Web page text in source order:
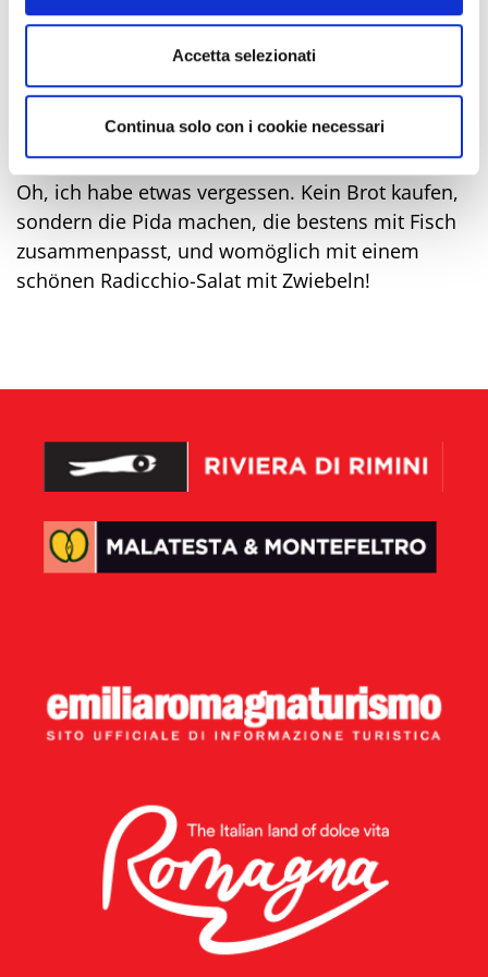
Accetta selezionati
Continua solo con i cookie necessari
machen (2 je Spieß), und auch mit den Krebsen
(jeweils 3). Zunächst die Butte und die Seeteufel
Kochzeit. Immer wenn etwas gar ist, kommt es
aufs Tablett und wird zum Warmhalten mit Alu-
Folie abgedeckt.
Oh, ich habe etwas vergessen. Kein Brot kaufen,
sondern die Pida machen, die bestens mit Fisch
zusammenpasst, und womöglich mit einem
schönen Radicchio-Salat mit Zwiebeln!